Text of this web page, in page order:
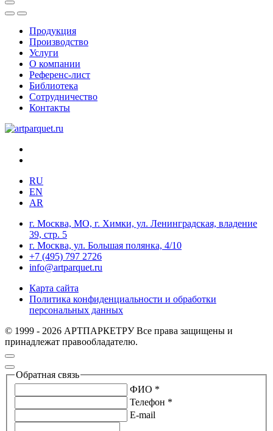
Продукция
Производство
Услуги
О компании
Референс-лист
Библиотека
Сотрудничество
Контакты
RU
EN
AR
г. Москва, МО, г. Химки, ул. Ленинградская, владение
39, стр. 5
г. Москва, ул. Большая полянка, 4/10
+7 (495) 797 2726
info@artparquet.ru
Карта сайта
Политика конфиденциальности и обработки
персональных данных
© 1999 - 2026 АРТПАРКЕТРУ Все права защищены и
принадлежат правообладателю.
Обратная связь
ФИО *
Телефон *
E-mail